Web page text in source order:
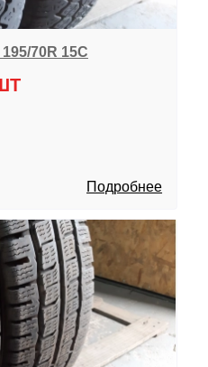
70R 15C
Подробнее